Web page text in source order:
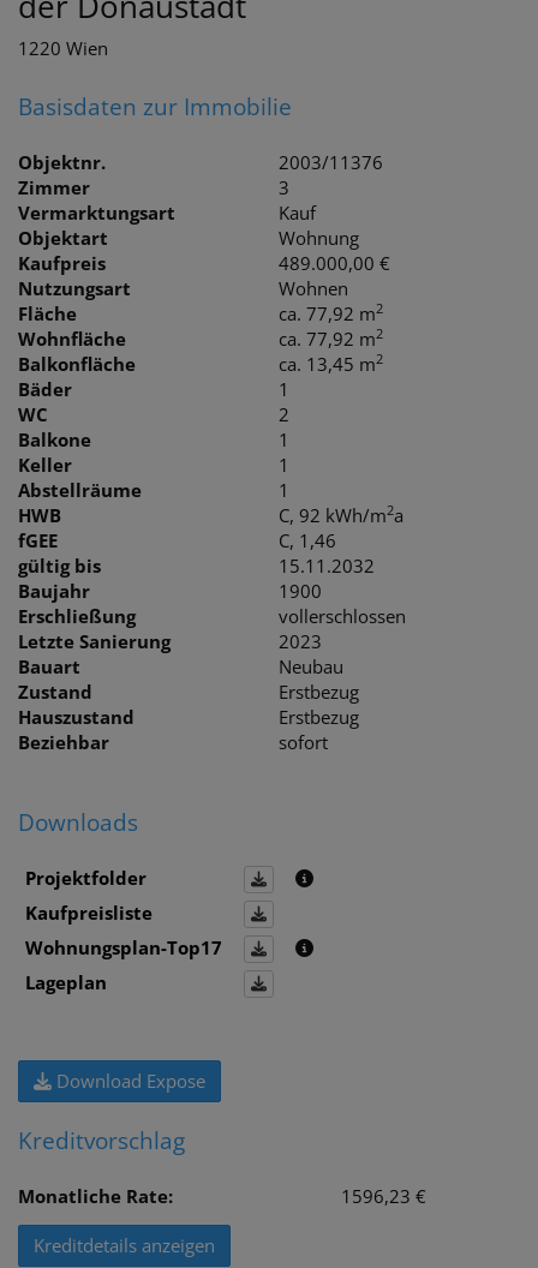
1220 Wien
Basisdaten zur Immobilie
Objektnr.
2003/11376
Zimmer
3
Vermarktungsart
Kauf
Objektart
Wohnung
Kaufpreis
489.000,00 €
Nutzungsart
Wohnen
Fläche
ca. 77,92 m2
Wohnfläche ca. 77,92 m2
Balkonfläche ca. 13,45 m2
Bäder
1
WC
2
Balkone
1
Keller
1
Abstellräume
1
HWB
C, 92 kWh/m2a
fGEE
C, 1,46
gültig bis
15.11.2032
Baujahr
1900
Erschließung
vollerschlossen
Letzte Sanierung
2023
Bauart
Neubau
Zustand
Erstbezug
Hauszustand
Erstbezug
Beziehbar
sofort
Downloads
Projektfolder
Kaufpreisliste
Wohnungsplan-Top17
Lageplan
Download Expose
Kreditvorschlag
Monatliche Rate: 1596,23 €
Kreditdetails anzeigen